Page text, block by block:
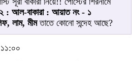
: আল-বাকারা : আয়াত নং - ১
লাম, মীমতাতে কোনো সন্দেহ আছে?